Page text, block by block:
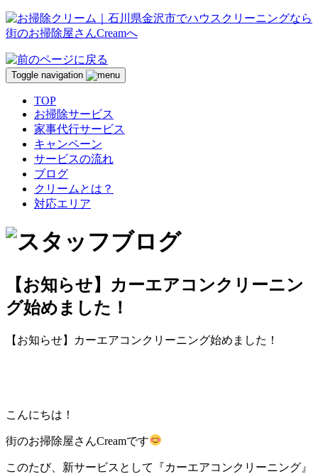
Toggle navigation
TOP
お掃除サービス
家事代行サービス
キャンペーン
サービスの流れ
ブログ
クリームとは？
対応エリア
【お知らせ】カーエアコンクリーニン
グ始めました！
【お知らせ】カーエアコンクリーニング始めました！
こんにちは！
街のお掃除屋さんCreamです
このたび、新サービスとして『カーエアコンクリーニング』